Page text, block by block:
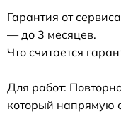
Гарантия от
— до 3 месяцев.
Что считается
Для работ:
который напрямую